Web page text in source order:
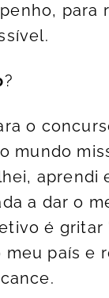
para
?
o
mundo
aprendi
a dar o
é gritar
país e